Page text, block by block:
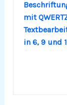
mit
in 6, 9 und